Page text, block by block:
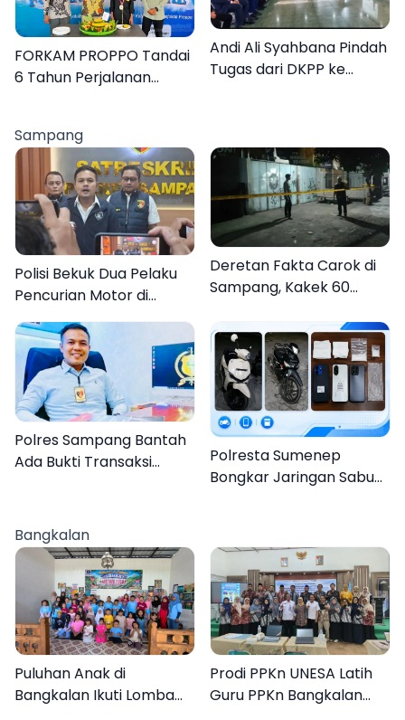
FORKAM PROPPO Tandai
6 Tahun Perjalanan
Organisasi
Andi Ali Syahbana Pindah
Tugas dari DKPP ke
Sampang
Polisi Bekuk Dua Pelaku
Pencurian Motor di
Bajrasokah Sampang
Deretan Fakta Carok di
Sampang, Kakek 60
Pria
Polres Sampang Bantah
Ada Bukti Transaksi
Polresta Sumenep
Bongkar Jaringan Sabu
Bangkalan
Puluhan Anak di
Bangkalan Ikuti Lomba
Prodi PPKn UNESA Latih
Guru PPKn Bangkalan